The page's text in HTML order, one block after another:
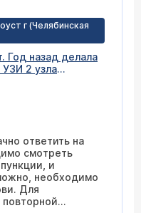
видео связи) со
г (Челябинская
Год назад делала
2 узла
18 мм. И
3
с
наличием
ЦДК.
ЩЖ.
(узлы). На
и смешанный
ТАБ?
ответить на
смотреть
и
необходимо
Для